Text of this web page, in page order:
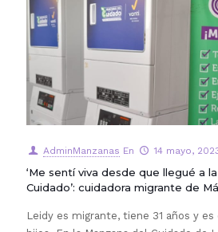
AdminManzanas En 14 mayo,
‘Me sentí viva desde que llegué a
Cuidado’: cuidadora migrante de
Leidy es migrante, tiene 31 años y